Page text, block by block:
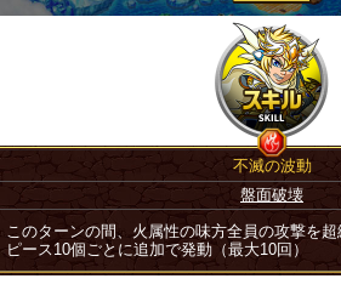
不滅の波動
盤面破壊
このターンの間、火属性の味方全員の攻撃を
ピース10個ごとに追加で発動（最大10回）